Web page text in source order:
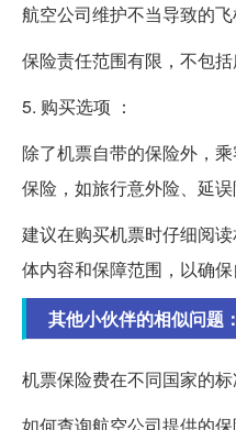
航空公司维护不当导致的飞
保险责任范围有限，不包括
5. 购买选项 ：
除了机票自带的保险外，
保险，如旅行意外险、延误
建议在购买机票时仔细阅
体内容和保障范围，以确保
其他小伙伴的相似问题：
机票保险费在不同国家的标